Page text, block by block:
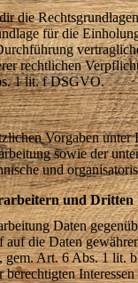
die
für die
rechtlichen
1 lit. f DSGVO.
Vorgaben
sowie der
und
und Dritten
Daten
die Daten
gem. Art. 6 Abs. 1